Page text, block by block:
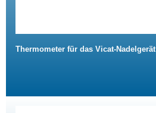
Thermometer für das Vicat-Nadelgerät